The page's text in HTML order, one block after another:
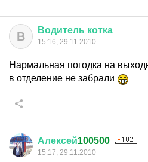
В Водитель котка
15:16, 29.11.2010
Нармальная погодка на
в отделение не забрали
Алексей100500
15:17, 29.11.2010